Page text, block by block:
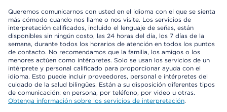
Queremos comunicarnos con usted en el idioma con el que se sienta
más cómodo cuando nos llame o nos visite. Los servicios de
interpretación calificados, incluido el lenguaje de señas, están
disponibles sin ningún costo, las 24 horas del día, los 7 días de la
semana, durante todos los horarios de atención en todos los puntos
de contacto. No recomendamos que la familia, los amigos o los
menores actúen como intérpretes. Solo se usan los servicios de un
intérprete y personal calificado para proporcionar ayuda con el
idioma. Esto puede incluir proveedores, personal e intérpretes del
cuidado de la salud bilingües. Están a su disposición diferentes tipos
de comunicación: en persona, por teléfono, por video u otras.
Obtenga información sobre los servicios de interpretación.